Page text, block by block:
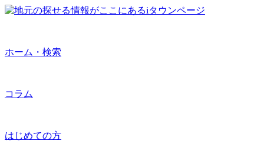
ホーム・検索
コラム
はじめての方